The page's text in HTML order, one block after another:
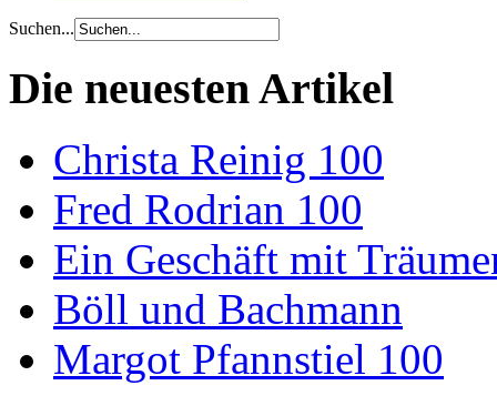
Suchen...
Die neuesten Artikel
Christa Reinig 100
Fred Rodrian 100
Ein Geschäft mit
Böll und Bachmann
Margot Pfannstiel 100